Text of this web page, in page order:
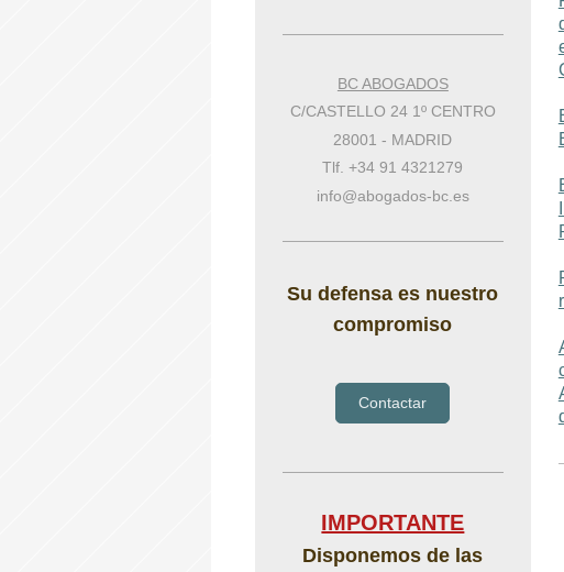
BC ABOGADOS
C/CASTELLO 24 1º CENTRO
28001 - MADRID
Tlf.+34 91 4321279
info@abogados-bc.es
Su defensa es nuestro
compromiso
Contactar
IMPORTANTE
Disponemos de las